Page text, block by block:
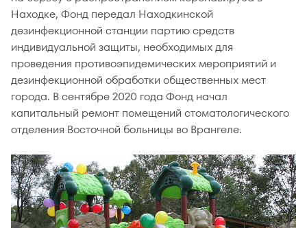
Находке, Фонд передал Находкинской
дезинфекционной станции партию средств
индивидуальной защиты, необходимых для
проведения противоэпидемических мероприятий и
дезинфекционной обработки общественных мест
города. В сентябре 2020 года Фонд начал
капитальный ремонт помещений стоматологического
отделения Восточной больницы во Врангеле.